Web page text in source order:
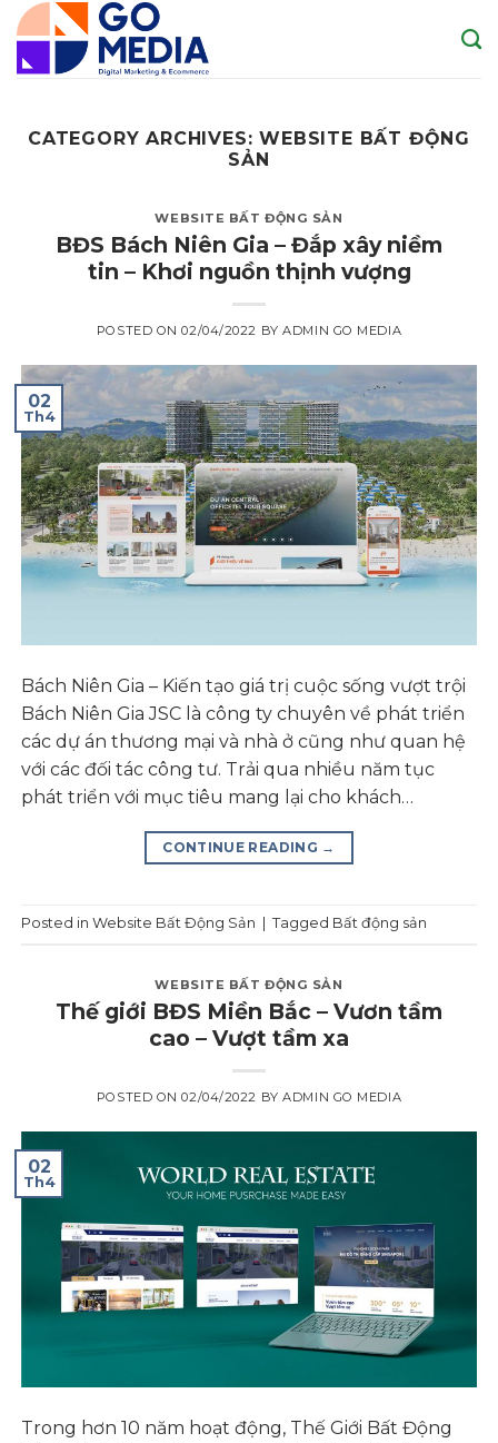
Skip
to
content
CATEGORY ARCHIVES:WEBSITE BẤT ĐỘNG
SẢN
WEBSITE BẤT ĐỘNG SẢN
BĐS Bách Niên Gia – Đắp xây niềm
tin – Khơi nguồn thịnh vượng
POSTED ON02/04/2022 BYADMIN GO MEDIA
02
Th4
Bách Niên Gia – Kiến tạo giá trị cuộc sống vượt trội
Bách Niên Gia JSC là công ty chuyên về phát triển
các dự án thương mại và nhà ở cũng như quan hệ
với các đối tác công tư. Trải qua nhiều năm tục
phát triển với mục tiêu mang lại cho khách…
CONTINUE READING →
Posted inWebsite Bất Động Sản Tagged Bất động sản
WEBSITE BẤT ĐỘNG SẢN
Thế giới BĐS Miền Bắc – Vươn tầm
cao – Vượt tầm xa
POSTED ON02/04/2022 BYADMIN GO MEDIA
02
Th4
Trong hơn 10 năm hoạt động, Thế Giới Bất Động